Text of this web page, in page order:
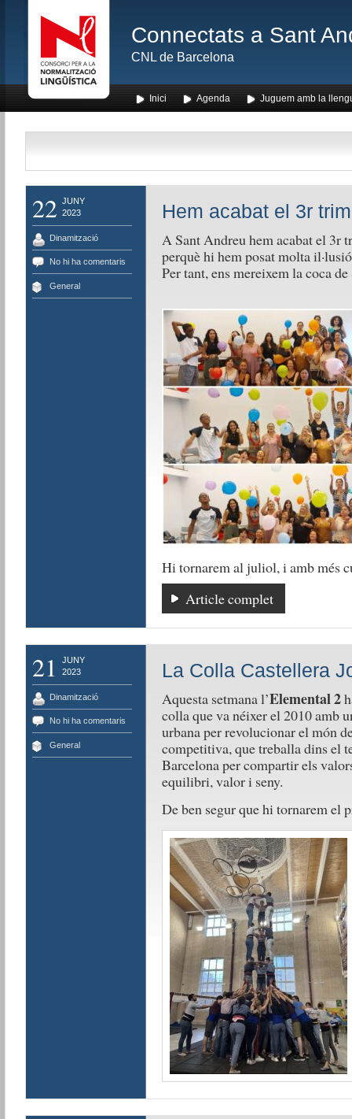
Connectats a Sant
CNL de Barcelona
Inici Agenda Juguem amb la
22 JUNY
2023
Dinamització
No hi ha comentaris
General
Hem acabat el 3r
A Sant Andreu hem acabat el 3r
perquè hi hem posat molta
Per tant, ens mereixem la coca
Hi tornarem al juliol, i amb més
Article complet
21
JUNY
2023
Dinamització
No hi ha comentaris
General
La Colla Castellera
Aquesta setmana l’Elemental 2
colla que va néixer el 2010 amb
urbana per revolucionar el món
competitiva, que treballa dins el
Barcelona per compartir els
equilibri, valor i seny.
De ben segur que hi tornarem el